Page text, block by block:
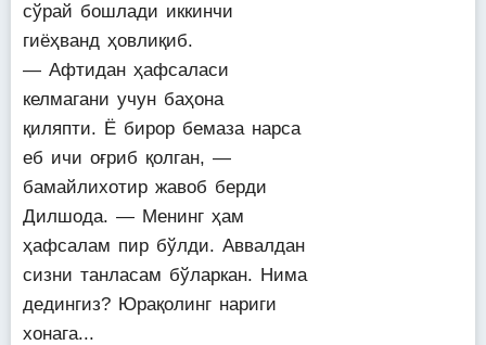
сўрай бошлади иккинчи
гиёҳванд ҳовлиқиб.
— Афтидан ҳафсаласи
келмагани учун баҳона
қиляпти. Ё бирор бемаза нарса
еб ичи оғриб қолган, —
бамайлихотир жавоб берди
Дилшода. — Менинг ҳам
ҳафсалам пир бўлди. Аввалдан
сизни танласам бўларкан. Нима
дедингиз? Юрақолинг нариги
хонага...